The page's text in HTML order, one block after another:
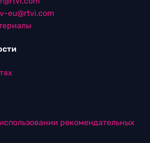
eu@rtvi.com
рекомендательных